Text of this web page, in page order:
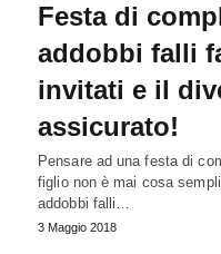
Festa di
addobbi falli
invitati e il
assicurato!
Pensare ad una festa di
figlio non è mai cosa
addobbi falli…
3 Maggio 2018